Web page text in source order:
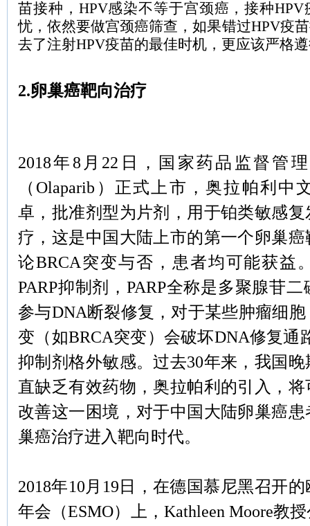
苗接种，HPV感染不等于宫颈癌，接种
忧，依然要做宫颈癌筛查，如果错过HPV疫
去了注射HPV疫苗的最佳时机，更应该严格
2.卵巢癌靶向治疗
2018年8月22日，国家药品监督管
（ Olaparib）正式上市，奥拉帕利中
卓，批准剂型为片剂，用于铂类敏感
疗，这是中国大陆上市的第一个卵巢
论BRCA突变与否，患者均可能获益
PARP抑制剂，PARP全称是多聚腺苷
参与DNA断裂修复，对于某些肿瘤细
变（如BRCA突变）会破坏DNA修复通
抑制剂格外敏感。过去30年来，我国
直缺乏有效药物，奥拉帕利的引入，
改善这一困境，对于中国大陆卵巢癌
巢癌治疗进入靶向时代。
2018年10月19日，在德国慕尼黑召开
年会（ESMO）上，Kathleen Moore教